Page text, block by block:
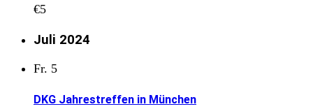
€5
Juli 2024
Fr. 5
DKG Jahrestreffen in München